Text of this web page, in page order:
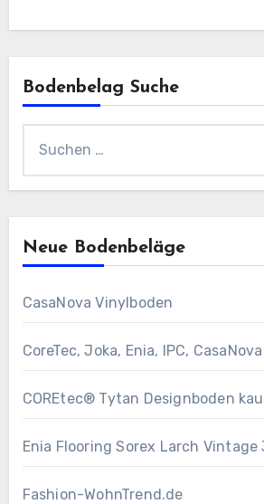
Bodenbelag Suche
nach:
Neue Bodenbeläge
CasaNova Vinylboden
CoreTec, Joka, Enia, IPC,
COREtec® Tytan Designboden
Enia Flooring Sorex ​Larch Vintage
Fashion-WohnTrend.de